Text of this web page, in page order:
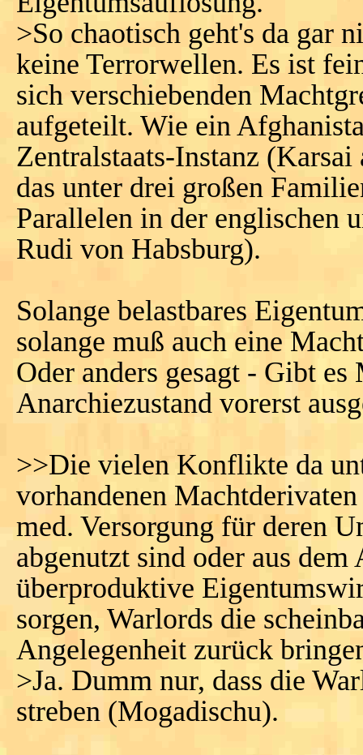
>So chaotisch geht's da gar
keine Terrorwellen. Es ist
sich verschiebenden
aufgeteilt. Wie ein
Zentralstaats-Instanz
das unter drei großen
Parallelen in der englischen
Rudi von Habsburg).
Solange belastbares
solange muß auch eine
Oder anders gesagt - Gibt
Anarchiezustand vorerst
>>Die vielen Konflikte da
vorhandenen
med. Versorgung für deren
abgenutzt sind oder aus
überproduktive
sorgen, Warlords die
Angelegenheit zurück
>Ja. Dumm nur, dass die
streben (Mogadischu).